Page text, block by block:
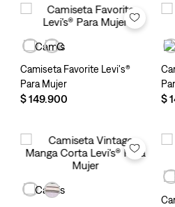
Camiseta Favorite Levi's®
Para Mujer
$149.900 $